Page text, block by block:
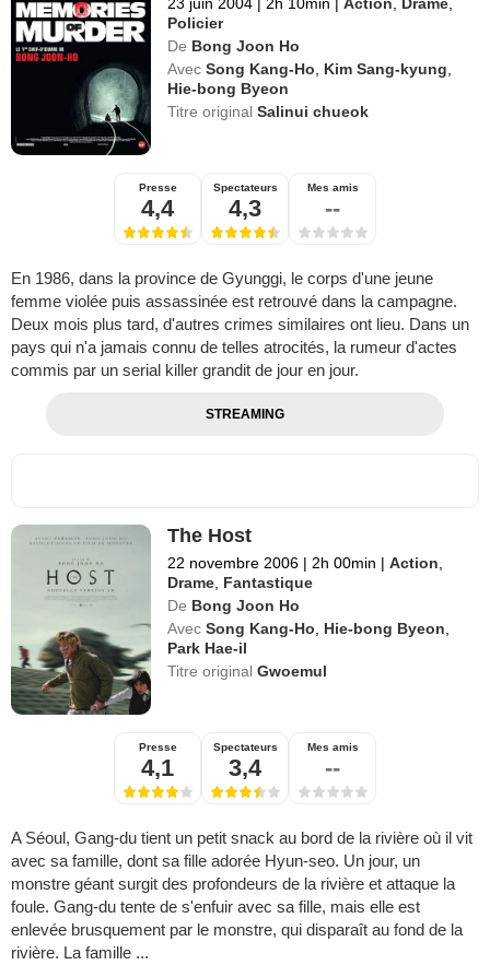
Policier
De Bong Joon Ho
Avec Song Kang-Ho Kim Sang-kyung
Hie-bong Byeon
Titre originalSalinui chueok
Presse
4,4
Spectateurs
4,3
Mes amis
--
En 1986, dans la province de Gyunggi, le corps d'une jeune
femme violée puis assassinée est retrouvé dans la campagne.
Deux mois plus tard, d'autres crimes similaires ont lieu. Dans un
pays qui n'a jamais connu de telles atrocités, la rumeur d'actes
commis par un serial killer grandit de jour en jour.
STREAMING
The Host
22 novembre 2006 | 2h 00min | Action
Drame Fantastique
De Bong Joon Ho
Avec Song Kang-Ho Hie-bong Byeon
Park Hae-il
Titre originalGwoemul
Presse
4,1
Spectateurs
3,4
Mes amis
--
A Séoul, Gang-du tient un petit snack au bord de la rivière où il vit
avec sa famille, dont sa fille adorée Hyun-seo. Un jour, un
monstre géant surgit des profondeurs de la rivière et attaque la
foule. Gang-du tente de s'enfuir avec sa fille, mais elle est
enlevée brusquement par le monstre, qui disparaît au fond de la
rivière. La famille ...